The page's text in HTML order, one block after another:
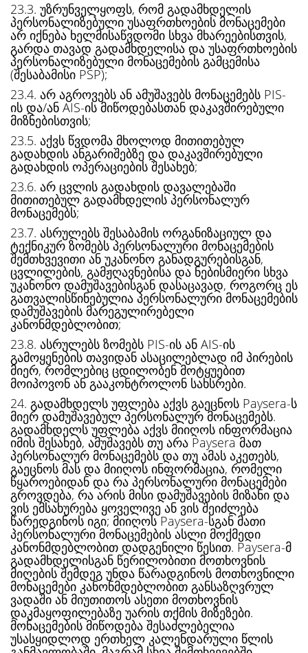
23.3. უზრუნველყოფს, რომ გადამხდელის
პერსონალიზებული უსაფრთხოების მონაცემები
არ იქნება ხელმისაწვდომი სხვა მხარეებისთვის,
გარდა თავად გადამხდელისა და უსაფრთხოების
პერსონალიზებული მონაცემების გამცემისა
(შესაბამისი PSP);
23.4. არ აგროვებს ან ამუშავებს მონაცემებს PIS-
ის და/ან AIS-ის მიწოდებასთან დაკავშირებული
მიზნებისთვის;
23.5. აქვს წვდომა მხოლოდ მითითებულ
გადახდის ანგარიშებზე და დაკავშირებული
გადახდის ოპერაციების შესახებ;
23.6. არ ცვლის გადახდის დავალებაში
მითითებულ გადამხდელის პერსონალურ
მონაცემებს;
23.7. ასრულებს შესაბამის ორგანიზაციულ და
ტექნიკურ ზომებს პერსონალური მონაცემების
შემთხვევითი ან უკანონო განადგურებისგან,
ცვლილების, გამჟღავნებისა და ნებისმიერი სხვა
უკანონო დამუშავებისგან დასაცავად, როგორც ეს
გათვალისწინებულია პერსონალური მონაცემების
დამუშავების მარეგულირებელი
კანონმდებლობით;
23.8. ასრულებს ზომებს PIS-ის ან AIS-ის
გამოყენების თავიდან ასაცილებლად იმ პირების
მიერ, რომლებიც ცდილობენ მოტყუებით
მოიპოვონ ან გააკონტროლონ სახსრები.
24. გადამხდელს უფლება აქვს გაეცნოს Paysera-ს
მიერ დამუშავებულ პერსონალურ მონაცემებს.
გადამხდელს უფლება აქვს მიიღოს ინფორმაცია
იმის შესახებ, ამუშავებს თუ არა Paysera მათ
პერსონალურ მონაცემებს და თუ ამას აკეთებს,
გაეცნოს მას და მიიღოს ინფორმაცია, რომელი
წყაროებიდან და რა პერსონალური მონაცემები
გროვდება, რა არის მისი დამუშავების მიზანი და
ვის ემსახურება ყოველივე ან ვის შეიძლება
წარედგინოს იგი; მიიღოს Paysera-სგან მათი
პერსონალური მონაცემების ასლი მოქმედი
კანონმდებლობით დადგენილი წესით. Paysera-მ
გადამხდელისგან წერილობითი მოთხოვნის
მიღების შემდეგ უნდა წარადგინოს მოთხოვნილი
მონაცემები კანონმდებლობით განსაზღვრულ
ვადაში ან მიუთითოს ასეთი მოთხოვნის
დაკმაყოფილებაზე უარის თქმის მიზეზები.
მონაცემების მიწოდება შესაძლებელია
უსასყიდლოდ ერთხელ კალენდარული წლის